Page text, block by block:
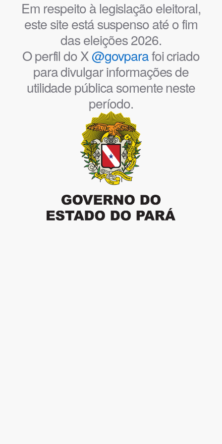
Em respeito à legislação eleitoral,
este site está suspenso até o fim
das eleições 2026.
O perfil do X@govparafoi criado
para divulgar informações de
utilidade pública somente neste
período.